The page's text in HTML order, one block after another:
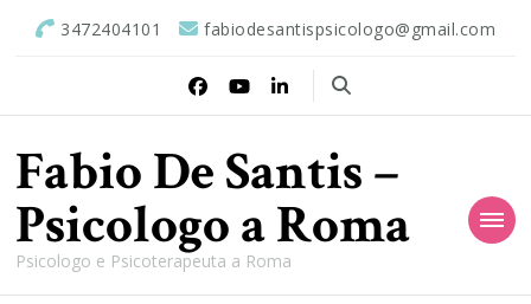
3472404101 fabiodesantispsicologo@gmail.com
Fabio De Santis –
Psicologo a Roma
Psicologo e Psicoterapeuta a Roma